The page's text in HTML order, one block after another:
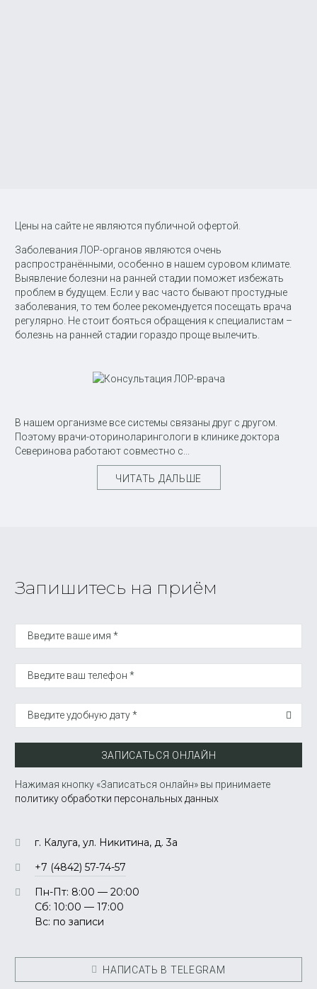
Цены на сайте не являются публичной офертой.
Заболевания ЛОР-органов являются очень
распространёнными, особенно в нашем суровом климате.
Выявление болезни на ранней стадии поможет избежать
проблем в будущем. Если у вас часто бывают простудные
заболевания, то тем более рекомендуется посещать врача
регулярно. Не стоит бояться обращения к специалистам –
болезнь на ранней стадии гораздо проще вылечить.
В нашем организме все системы связаны друг с другом.
Поэтому врачи-оториноларингологи в клинике доктора
Северинова работают совместно с...
ЧИТАТЬ ДАЛЬШЕ
Запишитесь на приём
Введите ваше имя *
Введите ваш телефон *
Введите удобную дату *
ЗАПИСАТЬСЯ ОНЛАЙН
Нажимая кнопку «Записаться онлайн» вы принимаете
политику обработки персональных данных
г. Калуга, ул. Никитина, д. 3а
+7 (4842) 57-74-57
Пн-Пт: 8:00 — 20:00
Сб: 10:00 — 17:00
Вс: по записи
НАПИСАТЬ В TELEGRAM